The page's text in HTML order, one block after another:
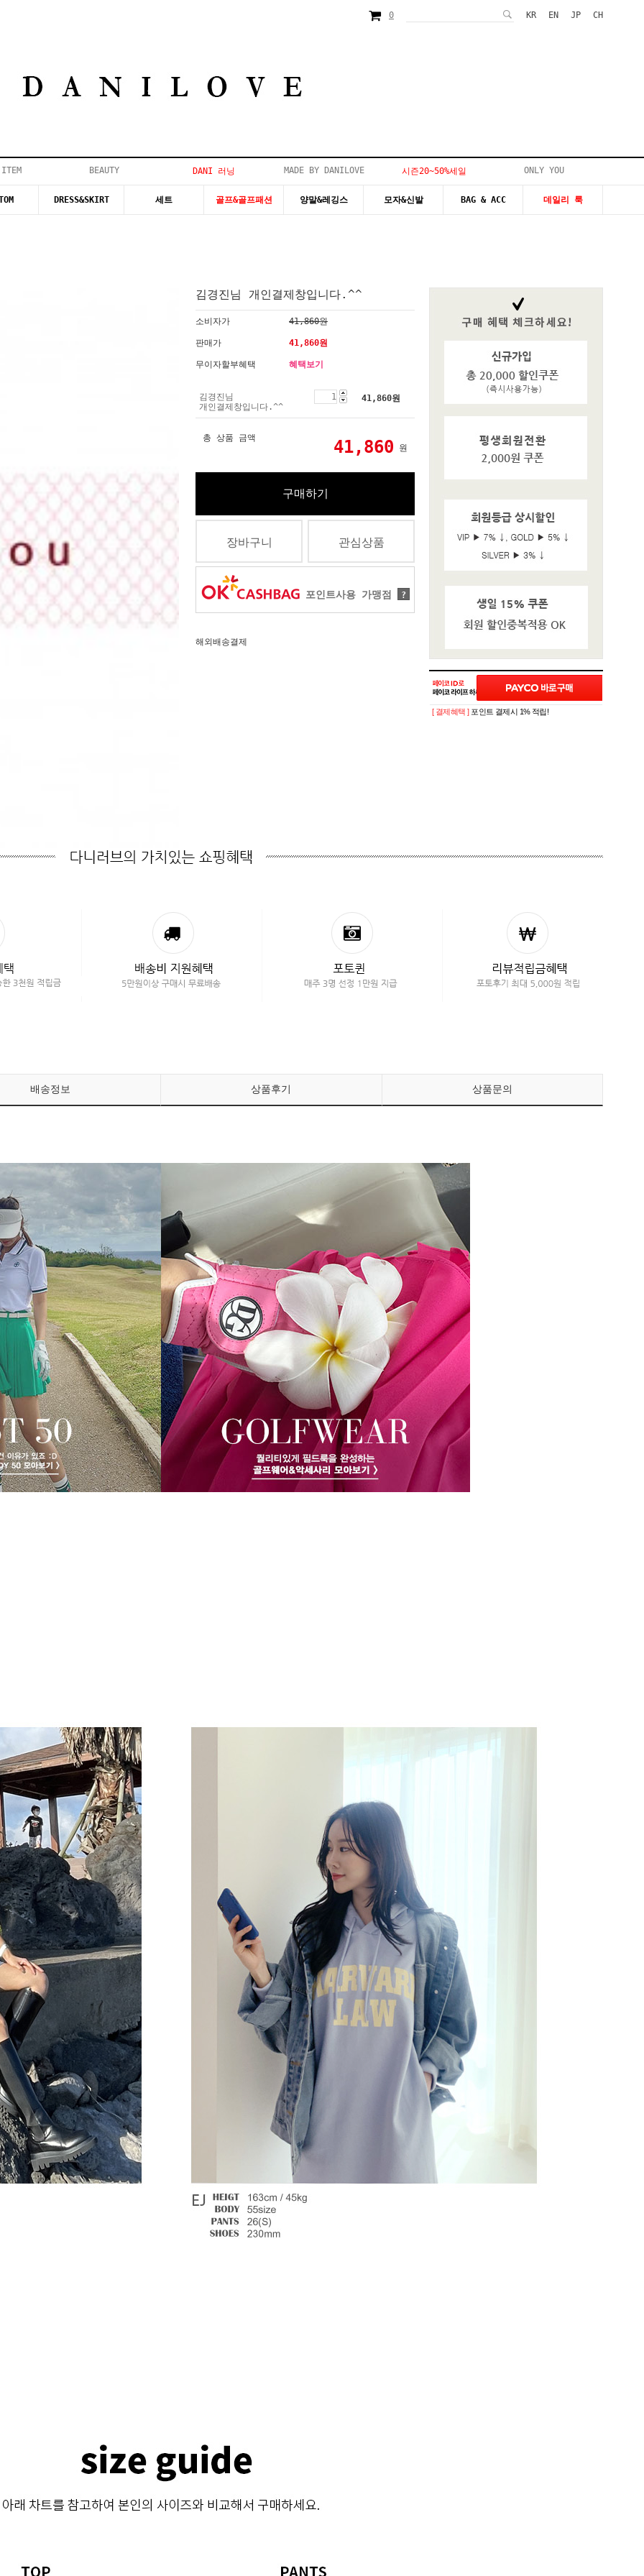
0 KR EN JP CH
BEAUTY DANI 러닝 MADE BY DANILOVE 시즌20~50%세일 ONLY YOU
DRESS&SKIRT 세트 골프&골프패션 양말&레깅스 모자&신발 BAG & ACC 데일리 룩
김경진님 개인결제창입니다.^^
소비자가 41,860원
판매가 41,860원
무이자할부혜택 혜택보기
김경진님
개인결제창입니다.^^
41,860원
총 상품 금액 41,860 원
구매하기
장바구니 관심상품
포인트사용 가맹점 ?
해외배송결제
코 라이프 하세요!
[ 결제혜택 ] 포인트 결제시 1% 적립!
배송정보 상품후기 상품문의